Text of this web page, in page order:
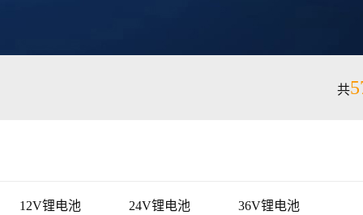
共
12V锂电池 24V锂电池 36V锂电池